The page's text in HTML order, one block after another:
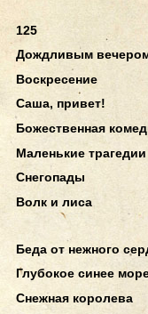
125
Дождливым
Воскресение
Саша, привет!
Божественная
Маленькие трагедии
Снегопады
Волк и лиса
Беда от нежного
Глубокое синее
Снежная королева